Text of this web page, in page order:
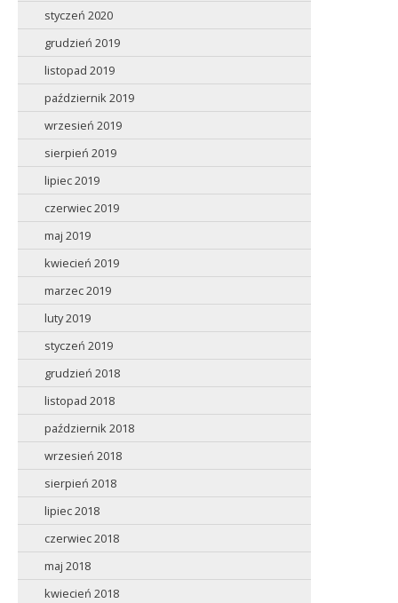
styczeń 2020
grudzień 2019
listopad 2019
październik 2019
wrzesień 2019
sierpień 2019
lipiec 2019
czerwiec 2019
maj 2019
kwiecień 2019
marzec 2019
luty 2019
styczeń 2019
grudzień 2018
listopad 2018
październik 2018
wrzesień 2018
sierpień 2018
lipiec 2018
czerwiec 2018
maj 2018
kwiecień 2018